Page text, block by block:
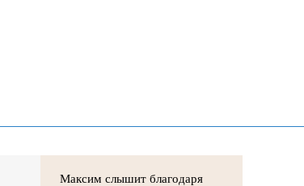
Максим слышит благодаря